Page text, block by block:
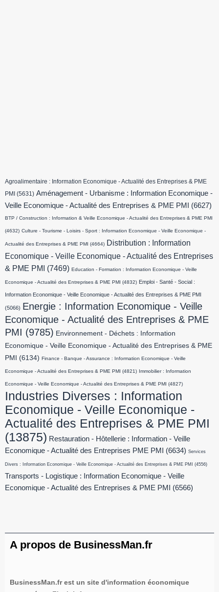
Agroalimentaire : Information Economique - Actualité des Entreprises & PME
PMI (5631) Aménagement - Urbanisme : Information Economique -
Veille Economique - Actualité des Entreprises & PME PMI
(6627)
BTP / Construction : Information & Veille Economique - Actualité des Entreprises & PME PMI
(4632) Culture - Tourisme - Loisirs - Sport : Information Economique - Veille Economique -
Actualité des Entreprises & PME PMI (4664) Distribution : Information
Economique - Veille Economique - Actualité des Entreprises
& PME PMI
(7469) Education - Formation : Information Economique - Veille
Economique - Actualité des Entreprises & PME PMI (4832) Emploi - Santé - Social :
Information Economique - Veille Economique - Actualité des Entreprises & PME PMI
(5066) Energie : Information Economique - Veille
Economique - Actualité des Entreprises & PME
PMI (9785) Environnement - Déchets : Information
Economique - Veille Economique - Actualité des Entreprises & PME
PMI
(6134) Finance - Banque - Assurance : Information Economique - Veille
Economique - Actualité des Entreprises & PME PMI (4821) Immobilier : Information
Economique - Veille Economique - Actualité des Entreprises & PME PMI (4827)
Industries Diverses : Information
Economique - Veille Economique -
Actualité des Entreprises & PME PMI
(13875) Restauration - Hôtellerie : Information - Veille
Economique - Actualité des Entreprises PME PMI
(6634) Services
Divers : Information Economique - Veille Economique - Actualité des Entreprises & PME PMI (4556)
Transports - Logistique : Information Economique - Veille
Economique - Actualité des Entreprises & PME PMI
(6566)
A propos de BusinessMan.fr
BusinessMan.fr est un site d'information économique